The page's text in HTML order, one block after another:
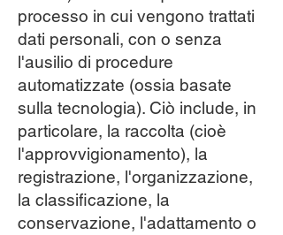
processo in cui vengono trattati
dati personali, con o senza
l'ausilio di procedure
automatizzate (ossia basate
sulla tecnologia). Ciò include, in
particolare, la raccolta (cioè
l'approvvigionamento), la
registrazione, l'organizzazione,
la classificazione, la
conservazione, l'adattamento o